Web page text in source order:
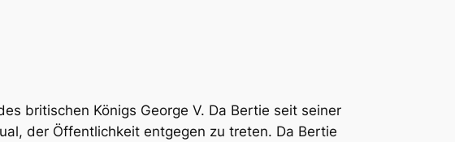
britischen Königs George V. Da Bertie seit seiner
der Öffentlichkeit entgegen zu treten. Da Bertie